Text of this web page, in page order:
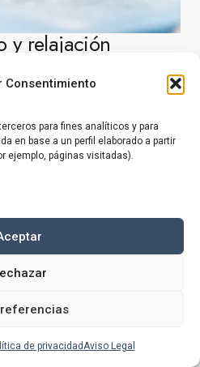
Consentimiento
para fines analíticos y para
en base a un perfil elaborado a partir
ejemplo, páginas visitadas).
de privacidadAviso Legal
y relajación
en climas fríos,
perfectas de celebrar
barcos incluyen jacuzzis
todo bien merecido
las aventuras del día